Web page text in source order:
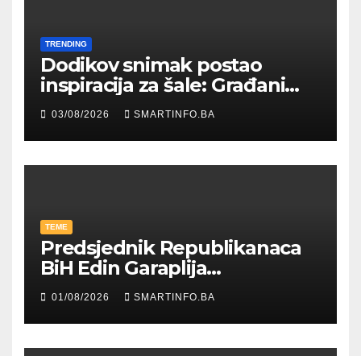
TRENDING
Dodikov snimak postao
inspiracija za šale: Građani
kroz parodiju poslali poruku
03/08/2026 SMARTINFO.BA
TEME
Predsjednik Republikanaca
BiH Edin Garaplija
prisustvovao prezentaciji
Federalnog sajma
zapošljavanja
01/08/2026 SMARTINFO.BA